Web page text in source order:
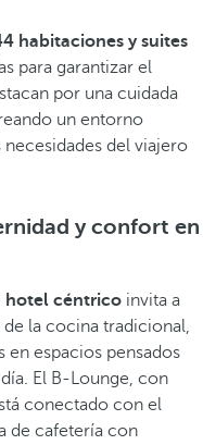
habitaciones y suites
para garantizar el
por una cuidada
un entorno
del viajero
y confort en
hotel céntrico invita a
la cocina tradicional,
espacios pensados
El B-Lounge, con
conectado con el
de cafetería con